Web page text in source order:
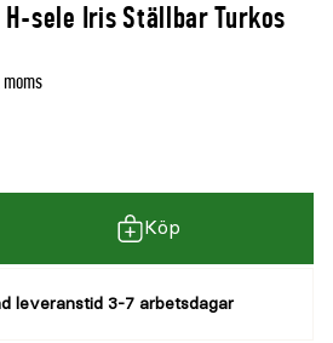
H-sele Iris Ställbar Turkos
Köp
leveranstid 3-7 arbetsdagar